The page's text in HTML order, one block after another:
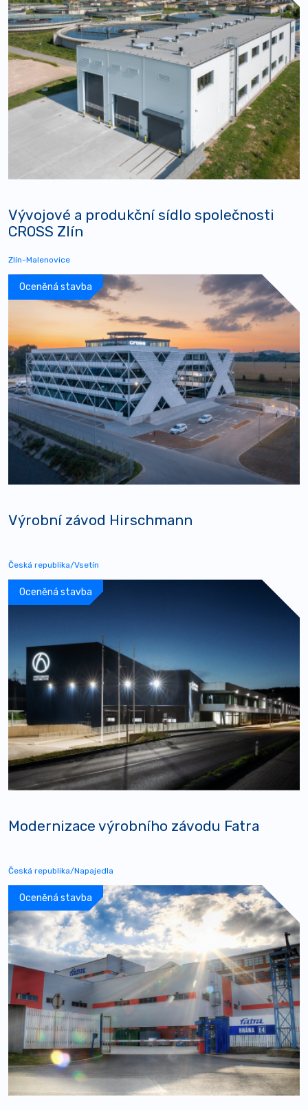
Vývojové a produkční sídlo společnosti
CROSS Zlín
Zlín-Malenovice
Oceněná stavba
Výrobní závod Hirschmann
Česká republika/Vsetín
Oceněná stavba
Modernizace výrobního závodu Fatra
Česká republika/Napajedla
Oceněná stavba